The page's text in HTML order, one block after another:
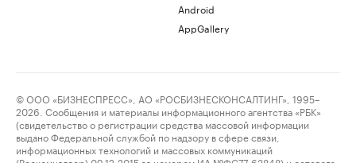
Android
AppGallery
© ООО «БИЗНЕСПРЕСС», АО «РОСБИЗНЕСКОНСАЛТИНГ», 1995–
2026. Сообщения и материалы информационного агентства «РБК»
(свидетельство о регистрации средства массовой информации
выдано Федеральной службой по надзору в сфере связи,
информационных технологий и массовых коммуникаций